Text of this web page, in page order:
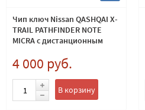
Чип ключ Nissan QASHQAI X-
TRAIL PATHFINDER NOTE
MICRA с дистанционным
замком 2 кнопки 46 тип. P/N
28268-AX61A
4 000 руб.
В корзину